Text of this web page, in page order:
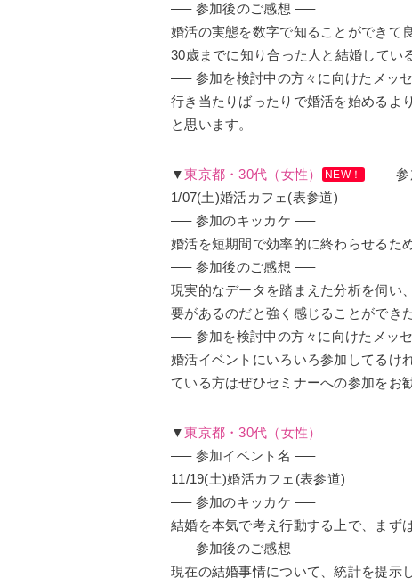
—– 参加後のご感想 —–
婚活の実態を数字で知ることができて
30歳までに知り合った人と結婚してい
—– 参加を検討中の方々に向けたメッ
行き当たりばったりで婚活を始めるよ
と思います。
▼東京都・30代（女性） NEW！
—– 参
1/07(土)婚活カフェ(表参道)
—– 参加のキッカケ —–
婚活を短期間で効率的に終わらせるた
—– 参加後のご感想 —–
現実的なデータを踏まえた分析を伺い
要があるのだと強く感じることができた
—– 参加を検討中の方々に向けたメッ
婚活イベントにいろいろ参加してるけ
ている方はぜひセミナーへの参加をお
▼東京都・30代（女性）
—– 参加イベント名 —–
11/19(土)婚活カフェ(表参道)
—– 参加のキッカケ —–
結婚を本気で考え行動する上で、
まず
—– 参加後のご感想 —–
現在の結婚事情について、統計を提示し